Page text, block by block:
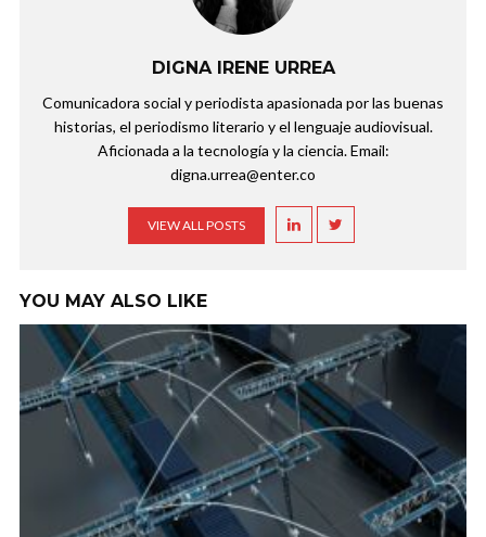
DIGNA IRENE URREA
Comunicadora social y periodista apasionada por las buenas
historias, el periodismo literario y el lenguaje audiovisual.
Aficionada a la tecnología y la ciencia. Email:
digna.urrea@enter.co
VIEW ALL POSTS
YOU MAY ALSO LIKE